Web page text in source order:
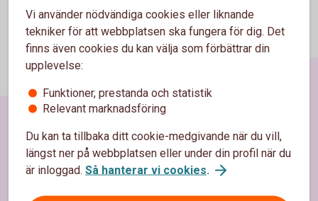
Vi använder nödvändiga cookies eller liknande
tekniker för att webbplatsen ska fungera för dig. Det
finns även cookies du kan välja som förbättrar din
upplevelse:
Funktioner, prestanda och statistik
Relevant marknadsföring
Du kan ta tillbaka ditt cookie-medgivande när du vill,
längst ner på webbplatsen eller under din profil när du
är inloggad. Så hanterar vi cookies.
Sidfot
Hitta snabbt
Kontakta oss